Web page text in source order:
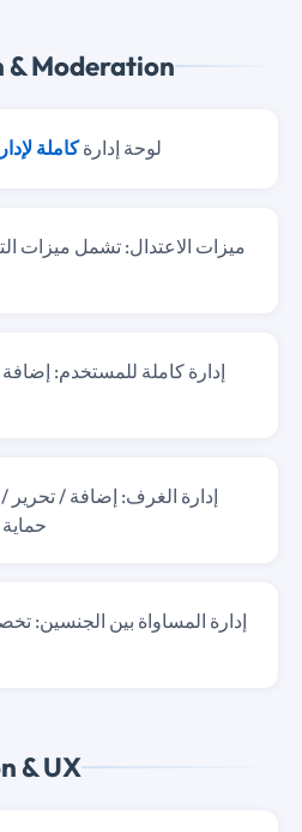
Moderation
لوحة إدارةكاملة
ميزات الاعتدال: تشمل ميزات
إدارة كاملة للمستخدم:
إدارة الغرف: إضافة / تحرير
إدارة المساواة بين الجنسين:
& UX